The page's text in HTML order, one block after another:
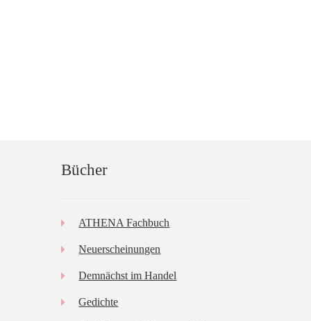
Bücher
ATHENA Fachbuch
Neuerscheinungen
Demnächst im Handel
Gedichte